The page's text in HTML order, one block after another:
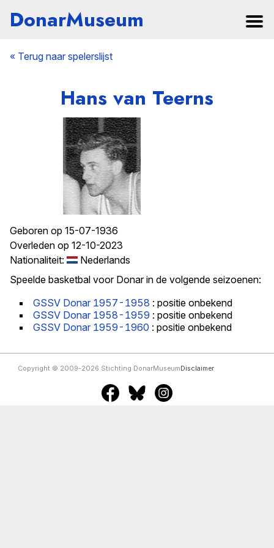
DonarMuseum
« Terug naar spelerslijst
Hans van Teerns
Geboren op 15-07-1936
Overleden op 12-10-2023
Nationaliteit:
Nederlands
Speelde basketbal voor Donar in de volgende seizoenen:
GSSV Donar 1957-1958 : positie onbekend
GSSV Donar 1958-1959 : positie onbekend
GSSV Donar 1959-1960 : positie onbekend
Copyright © 2009-2026 Stichting DonarMuseum Disclaimer